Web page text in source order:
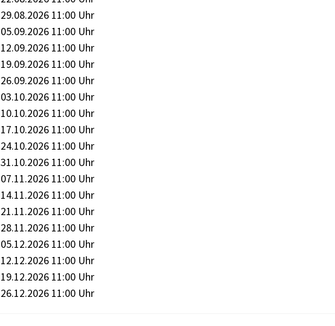
29.08.2026 11:00 Uhr
05.09.2026 11:00 Uhr
12.09.2026 11:00 Uhr
19.09.2026 11:00 Uhr
26.09.2026 11:00 Uhr
03.10.2026 11:00 Uhr
10.10.2026 11:00 Uhr
17.10.2026 11:00 Uhr
24.10.2026 11:00 Uhr
31.10.2026 11:00 Uhr
07.11.2026 11:00 Uhr
14.11.2026 11:00 Uhr
21.11.2026 11:00 Uhr
28.11.2026 11:00 Uhr
05.12.2026 11:00 Uhr
12.12.2026 11:00 Uhr
19.12.2026 11:00 Uhr
26.12.2026 11:00 Uhr